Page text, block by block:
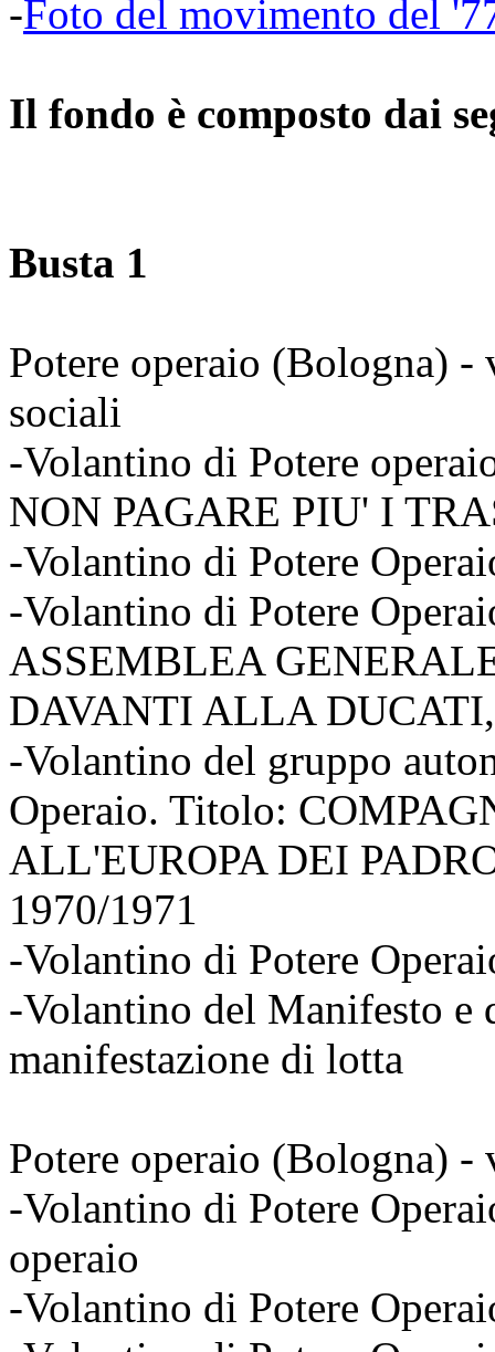
-Foto del movimento del
Il fondo è composto dai
Busta 1
Potere operaio (Bologna)
sociali
-Volantino di Potere
NON PAGARE PIU' I
-Volantino di Potere
-Volantino di Potere
ASSEMBLEA
DAVANTI ALLA
-Volantino del gruppo
Operaio. Titolo:
ALL'EUROPA DEI
1970/1971
-Volantino di Potere
-Volantino del Manifesto e
manifestazione di lotta
Potere operaio (Bologna)
-Volantino di Potere
operaio
-Volantino di Potere